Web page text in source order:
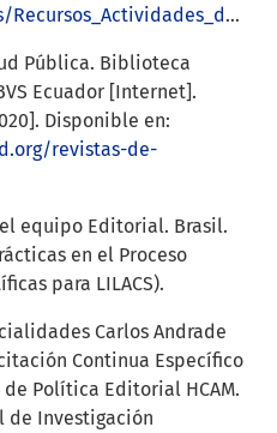
RAS_2018/Metodologia%20_RAS_%202018.pdf
Pública. Biblioteca
Ecuador [Internet].
Disponible en:
revistas-de-
equipo Editorial. Brasil.
en el Proceso
para LILACS).
Carlos Andrade
Continua Específico
Política Editorial HCAM.
de Investigación